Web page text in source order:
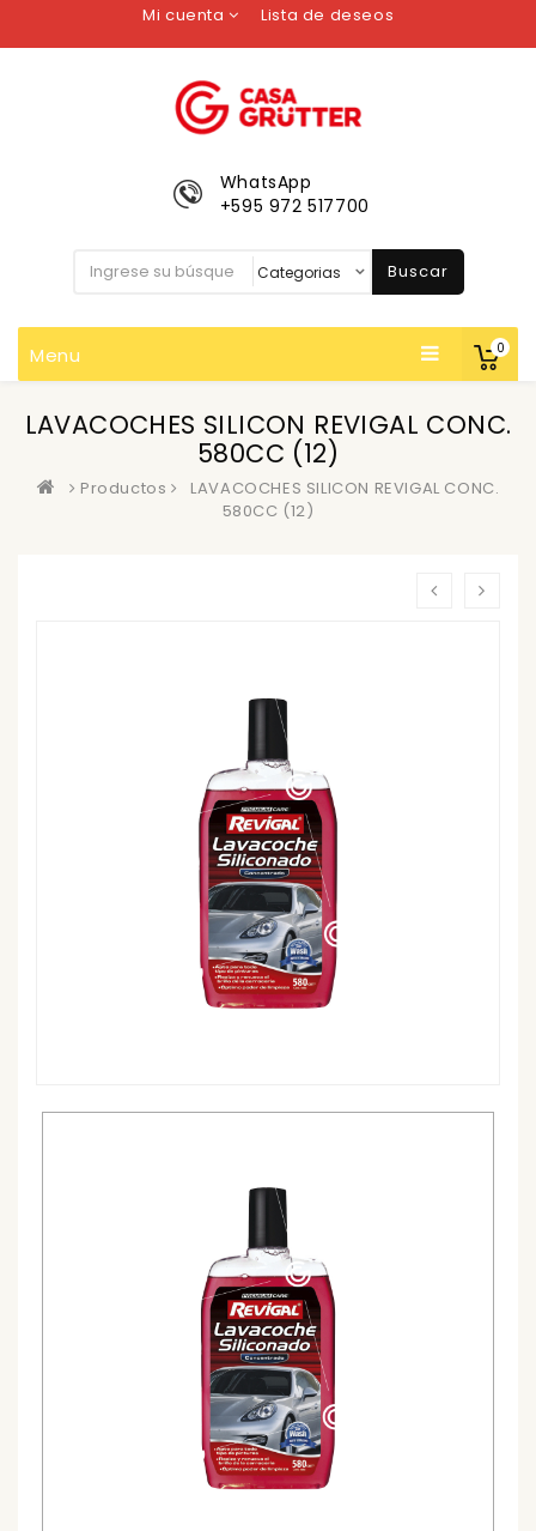
Mi cuenta Lista de deseos
0
WhatsApp
+595 972 517700
Buscar
Menu
LAVACOCHES SILICON REVIGAL CONC.
580CC (12)
Productos
LAVACOCHES SILICON REVIGAL CONC.
580CC (12)